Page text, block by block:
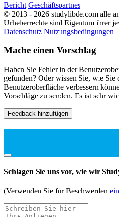
Bericht Geschäftspartnes
© 2013 - 2026 studylibde.com alle
Urheberrechte sind Eigentum ihrer
Datenschutz Nutzungsbedingungen
Mache einen Vorschlag
Haben Sie Fehler in der
gefunden? Oder wissen Sie, wie Sie
Benutzeroberfläche verbessern
Vorschläge zu senden. Es ist sehr
Feedback hinzufügen
Schlagen Sie uns vor, wie wir
(Verwenden Sie für Beschwerden